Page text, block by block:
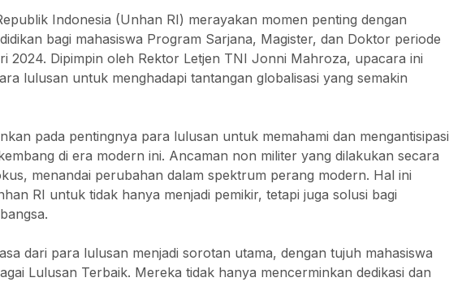
Indonesia (Unhan RI) merayakan momen penting dengan
bagi mahasiswa Program Sarjana, Magister, dan Doktor periode
2024. Dipimpin oleh Rektor Letjen TNI Jonni Mahroza, upacara ini
lulusan untuk menghadapi tantangan globalisasi yang semakin
pada pentingnya para lulusan untuk memahami dan mengantisipasi
di era modern ini. Ancaman non militer yang dilakukan secara
menandai perubahan dalam spektrum perang modern. Hal ini
RI untuk tidak hanya menjadi pemikir, tetapi juga solusi bagi
dari para lulusan menjadi sorotan utama, dengan tujuh mahasiswa
Lulusan Terbaik. Mereka tidak hanya mencerminkan dedikasi dan